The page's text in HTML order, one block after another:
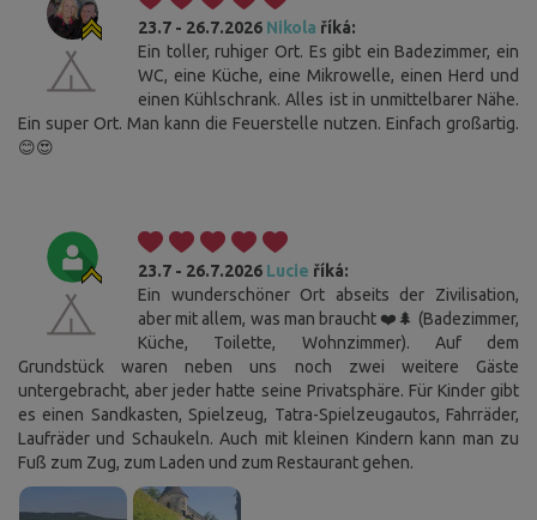
23.7 - 26.7.2026 Nikola říká:
Ein toller, ruhiger Ort. Es gibt ein Badezimmer, ein
WC, eine Küche, eine Mikrowelle, einen Herd und
einen Kühlschrank. Alles ist in unmittelbarer Nähe.
Ein super Ort. Man kann die Feuerstelle nutzen. Einfach großartig.
😊😍
23.7 - 26.7.2026 Lucie říká:
Ein wunderschöner Ort abseits der Zivilisation,
aber mit allem, was man braucht ❤️🌲 (Badezimmer,
Küche, Toilette, Wohnzimmer). Auf dem
Grundstück waren neben uns noch zwei weitere Gäste
untergebracht, aber jeder hatte seine Privatsphäre. Für Kinder gibt
es einen Sandkasten, Spielzeug, Tatra-Spielzeugautos, Fahrräder,
Laufräder und Schaukeln. Auch mit kleinen Kindern kann man zu
Fuß zum Zug, zum Laden und zum Restaurant gehen.